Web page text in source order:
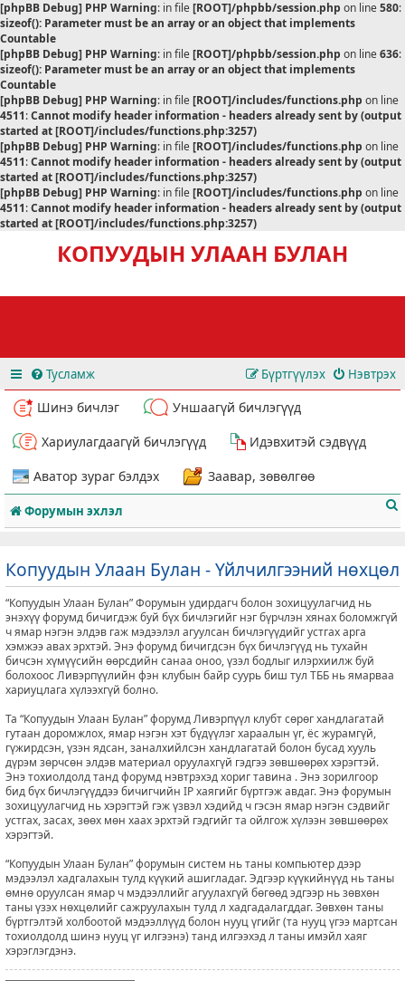
[phpBB Debug] PHP Warning: in file[ROOT]/phpbb/session.php on line580:
sizeof(): Parameter must be an array or an object that implements
Countable
[phpBB Debug] PHP Warning: in file[ROOT]/phpbb/session.php on line636:
sizeof(): Parameter must be an array or an object that implements
Countable
[phpBB Debug] PHP Warning: in file[ROOT]/includes/functions.php on line
4511:Cannot modify header information - headers already sent by (output
started at [ROOT]/includes/functions.php:3257)
[phpBB Debug] PHP Warning: in file[ROOT]/includes/functions.php on line
4511:Cannot modify header information - headers already sent by (output
started at [ROOT]/includes/functions.php:3257)
[phpBB Debug] PHP Warning: in file[ROOT]/includes/functions.php on line
4511:Cannot modify header information - headers already sent by (output
started at [ROOT]/includes/functions.php:3257)
КОПУУДЫН УЛААН БУЛАН
Тусламж Нэвтрэх
Бүртгүүлэх
Шинэ бичлэг
Уншаагүй бичлэгүүд
Хариулагдаагүй бичлэгүүд
Идэвхитэй сэдвүүд
Аватор зураг бэлдэх
Заавар, зөвөлгөө
Форумын эхлэл
Копуудын Улаан Булан - Үйлчилгээний нөхцөл
“Копуудын Улаан Булан” Форумын удирдагч болон зохицуулагчид нь
энэхүү форумд бичигдэж буй бүх бичлэгийг нэг бүрчлэн хянах боломжгүй
ч ямар нэгэн элдэв гаж мэдээлэл агуулсан бичлэгүүдийг устгах арга
хэмжээ авах эрхтэй. Энэ форумд бичигдсэн бүх бичлэгүүд нь тухайн
бичсэн хүмүүсийн өөрсдийн санаа оноо, үзэл бодлыг илэрхиилж буй
болохоос Ливэрпүүлийн фэн клубын байр суурь биш тул ТББ нь ямарваа
хариуцлага хүлээхгүй болно.
Та “Копуудын Улаан Булан” форумд Ливэрпүүл клубт сөрөг хандлагатай
гутаан доромжлох, ямар нэгэн хэт бүдүүлэг хараалын үг, ёс журамгүй,
гүжирдсэн, үзэн ядсан, заналхийлсэн хандлагатай болон бусад хууль
дүрэм зөрчсөн элдэв материал оруулахгүй гэдгээ зөвшөөрөх хэрэгтэй.
Энэ тохиолдолд танд форумд нэвтрэхэд хориг тавина . Энэ зорилгоор
бид бүх бичлэгүүддээ бичигчийн IP хаягийг бүртгэж авдаг. Энэ форумын
зохицуулагчид нь хэрэгтэй гэж үзвэл хэдийд ч гэсэн ямар нэгэн сэдвийг
устгах, засах, зөөх мөн хаах эрхтэй гэдгийг та ойлгож хүлээн зөвшөөрөх
хэрэгтэй.
“Копуудын Улаан Булан” форумын систем нь таны компьютер дээр
мэдээлэл хадгалахын тулд күүкий ашигладаг. Эдгээр күүкийнүүд нь таны
өмнө оруулсан ямар ч мэдээллийг агуулахгүй бөгөөд эдгээр нь зөвхөн
таны үзэх нөхцөлийг сажруулахын тулд л хадгадалагддаг. Зөвхөн таны
бүртгэлтэй холбоотой мэдээллүүд болон нууц үгийг (та нууц үгээ мартсан
тохиолдолд шинэ нууц үг илгээнэ) танд илгээхэд л таны имэйл хаяг
хэрэглэгдэнэ.